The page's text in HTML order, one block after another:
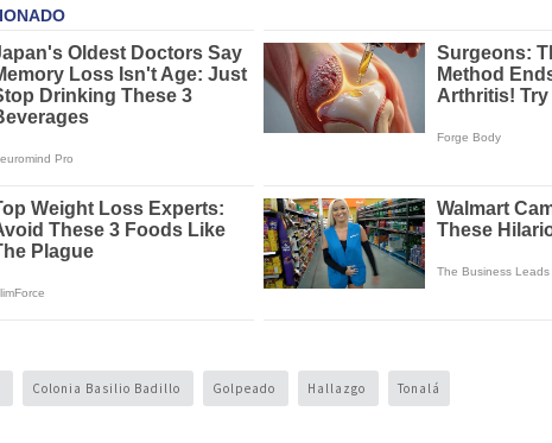
Colonia Basilio Badillo Golpeado Hallazgo Tonalá